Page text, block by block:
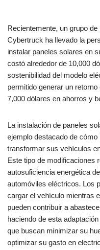
Recientemente, un grupo
Cybertruck ha llevado la
instalar paneles solares en
costó alrededor de 10,000
sostenibilidad del modelo
permitido generar un
7,000 dólares en ahorros y
La instalación de paneles
ejemplo destacado de
transformar sus vehículos
Este tipo de modificaciones
autosuficiencia energética
automóviles eléctricos. Los
cargar el vehículo mientras
pueden contribuir a
haciendo de esta
que buscan minimizar su
optimizar su gasto en